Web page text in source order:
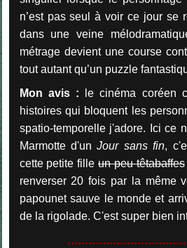
n’est pas seul à voir ce jour se
dans une veine
métrage devient une course
tout autant qu’un puzzle
Mon avis : le cinéma coréen
histoires qui bloquent les
spatio-temporelle j'adore. Ici ce
Marmotte d'unJour sans fin,
cette petite fille un peu têtabaffes
renverser 20 fois par la même
papounet sauve le monde et
de la rigolade. C'est super bien